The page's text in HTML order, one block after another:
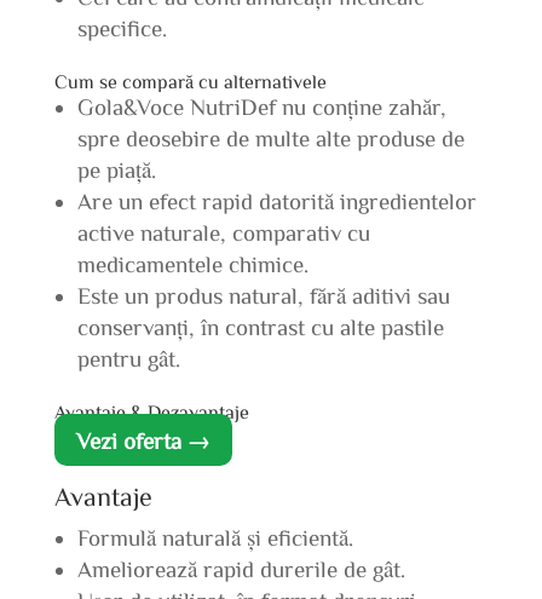
specifice.
Cum se compară cu alternativele
Gola&Voce NutriDef nu conține zahăr,
spre deosebire de multe alte produse de
pe piață.
Are un efect rapid datorită ingredientelor
active naturale, comparativ cu
medicamentele chimice.
Este un produs natural, fără aditivi sau
conservanți, în contrast cu alte pastile
pentru gât.
Avantaje & Dezavantaje
Vezi oferta →
Avantaje
Formulă naturală și eficientă.
Ameliorează rapid durerile de gât.